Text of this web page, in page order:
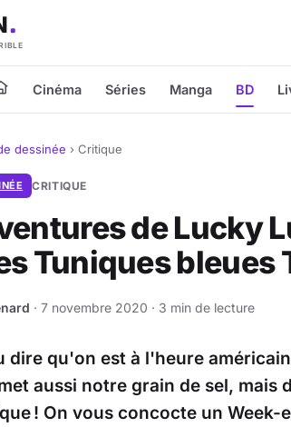
Cinéma Séries Manga BD
dessinée › Critique
CRITIQUE
de Lucky
Tuniques bleues
· 7 novembre 2020 · 3 min de lecture
dire qu'on est à l'heure
aussi notre grain de sel, mais
! On vous concocte un